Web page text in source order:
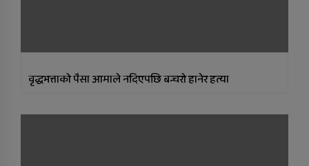
वृद्धभत्ताको पैसा आमाले नदिएपछि बन्चरो हानेर हत्या